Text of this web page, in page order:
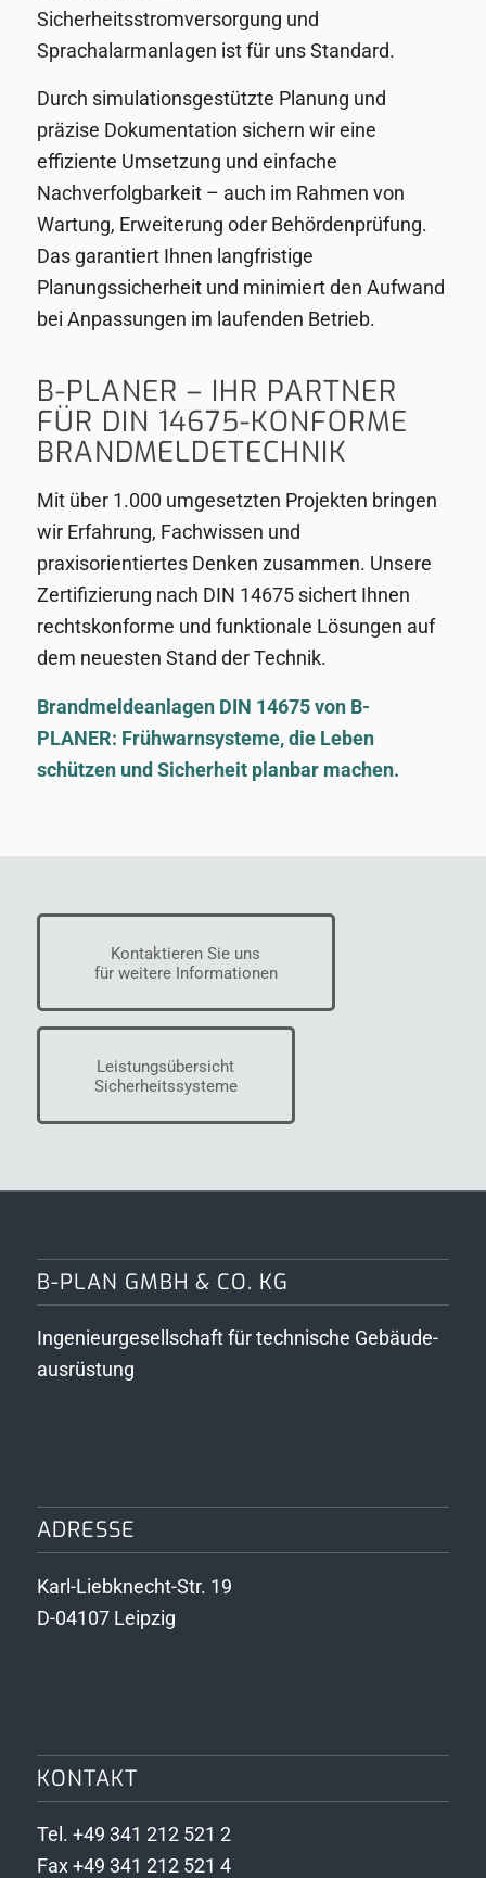
Sicherheitsstromversorgung und
Sprachalarmanlagen ist für uns Standard.
Durch simulationsgestützte Planung und
präzise Dokumentation sichern wir eine
effiziente Umsetzung und einfache
Nachverfolgbarkeit – auch im Rahmen von
Wartung, Erweiterung oder Behördenprüfung.
Das garantiert Ihnen langfristige
Planungssicherheit und minimiert den Aufwand
bei Anpassungen im laufenden Betrieb.
B-PLANER – IHR PARTNER
FÜR DIN 14675-KONFORME
BRANDMELDETECHNIK
Mit über 1.000 umgesetzten Projekten bringen
wir Erfahrung, Fachwissen und
praxisorientiertes Denken zusammen. Unsere
Zertifizierung nach DIN 14675 sichert Ihnen
rechtskonforme und funktionale Lösungen auf
dem neuesten Stand der Technik.
Brandmeldeanlagen DIN 14675 von B-
PLANER: Frühwarnsysteme, die Leben
schützen und Sicherheit planbar machen.
Kontaktieren Sie uns
für weitere Informationen
Leistungsübersicht
Sicherheitssysteme
B-PLAN GMBH & CO. KG
Ingenieurgesellschaft für technische Gebäude­
ausrüstung
ADRESSE
Karl-Liebknecht-Str. 19
D-04107 Leipzig
KONTAKT
Tel. +49 341 212 521 2
Fax +49 341 212 521 4